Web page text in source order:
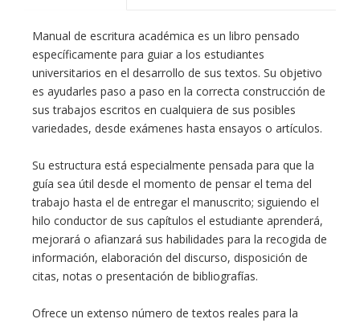
Manual de escritura académica es un libro pensado
específicamente para guiar a los estudiantes
universitarios en el desarrollo de sus textos. Su objetivo
es ayudarles paso a paso en la correcta construcción de
sus trabajos escritos en cualquiera de sus posibles
variedades, desde exámenes hasta ensayos o artículos.
Su estructura está especialmente pensada para que la
guía sea útil desde el momento de pensar el tema del
trabajo hasta el de entregar el manuscrito; siguiendo el
hilo conductor de sus capítulos el estudiante aprenderá,
mejorará o afianzará sus habilidades para la recogida de
información, elaboración del discurso, disposición de
citas, notas o presentación de bibliografías.
Ofrece un extenso número de textos reales para la